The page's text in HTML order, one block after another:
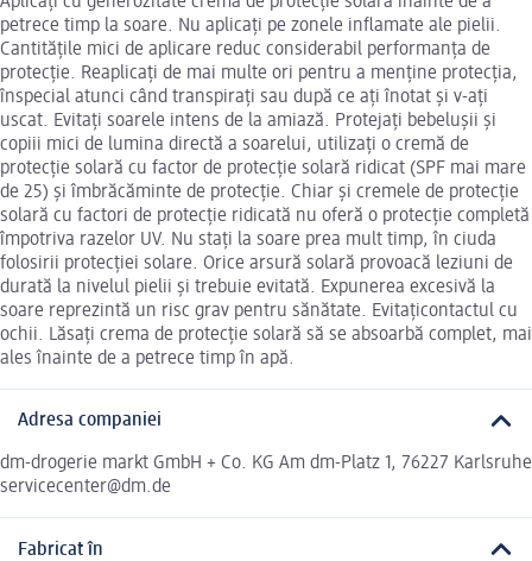
petrece timp la soare. Nu aplicați pe zonele inflamate ale pielii.
Cantitățile mici de aplicare reduc considerabil performanța de
protecție. Reaplicați de mai multe ori pentru a menține protecția,
înspecial atunci când transpirați sau după ce ați înotat și v-ați
uscat. Evitați soarele intens de la amiază. Protejați bebelușii și
copiii mici de lumina directă a soarelui, utilizați o cremă de
protecție solară cu factor de protecție solară ridicat (SPF mai mare
de 25) și îmbrăcăminte de protecție. Chiar și cremele de protecție
solară cu factori de protecție ridicată nu oferă o protecție completă
împotriva razelor UV. Nu stați la soare prea mult timp, în ciuda
folosirii protecției solare. Orice arsură solară provoacă leziuni de
durată la nivelul pielii și trebuie evitată. Expunerea excesivă la
soare reprezintă un risc grav pentru sănătate. Evitațicontactul cu
ochii. Lăsați crema de protecție solară să se absoarbă complet, mai
ales înainte de a petrece timp în apă.
Adresa companiei
dm-drogerie markt GmbH + Co. KG Am dm-Platz 1, 76227 Karlsruhe
servicecenter@dm.de
Fabricat în